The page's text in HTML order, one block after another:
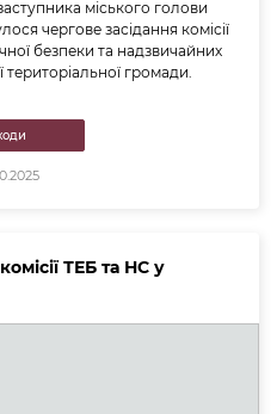
міського голови
чергове засідання комісії
безпеки та надзвичайних
територіальної громади.
ТЕБ та НС у